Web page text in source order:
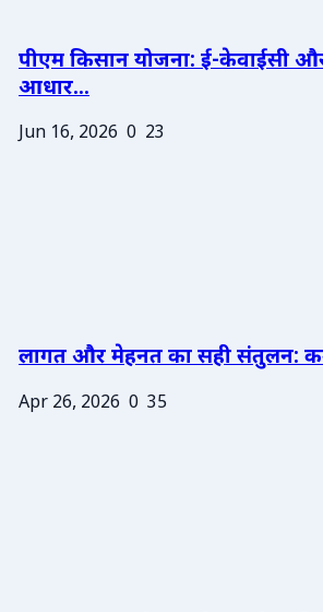
पीएम किसान योजना: ई-केवाईसी
आधार...
Jun 16, 2026 0 23
लागत और मेहनत का सही संतुलन:
Apr 26, 2026 0 35